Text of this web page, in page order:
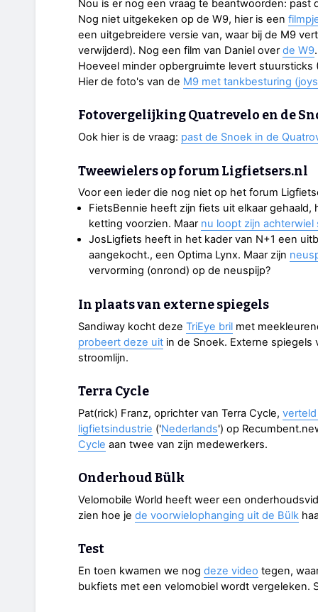
Nou is er nog een vraag te beantwoorden: past
Nog niet uitgekeken op de W9, hier is een
een uitgebreidere versie van, waar bij de M9
verwijderd). Nog een film van Daniel overde W9.
Hoeveel minder opbergruimte levert
Hier de foto's van de M9 met tankbesturing
Fotovergelijking Quatrevelo en de
Ook hier is de vraag: past de Snoek in de
Tweewielers op forum Ligfietsers.nl
Voor een ieder die nog niet op het forum
FietsBennie heeft zijn fiets uit elkaar
ketting voorzien. Maar nu loopt zijn achterwiel
JosLigfiets heeft in het kader van N+1 een
aangekocht., een Optima Lynx. Maar zijn
vervorming (onrond) op de neuspijp?
In plaats van externe spiegels
Sandiway kocht deze TriEye bril met
probeert deze uit in de Snoek. Externe
stroomlijn.
Terra Cycle
Pat(rick) Franz, oprichter van Terra Cycle,
ligfietsindustrie ('Nederlands') op
Cycle aan twee van zijn medewerkers.
Onderhoud Bülk
Velomobile World heeft weer een
zien hoe je de voorwielophanging uit de Bülk
Test
En toen kwamen we nog deze video tegen,
bukfiets met een velomobiel wordt vergeleken.